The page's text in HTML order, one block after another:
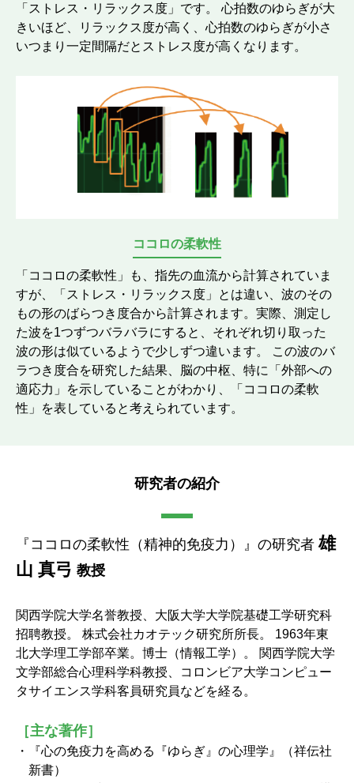
「ストレス・リラックス度」です。 心拍数のゆらぎが大
きいほど、リラックス度が高く、心拍数のゆらぎが小さ
いつまり一定間隔だとストレス度が高くなります。
ココロの柔軟性
「ココロの柔軟性」も、指先の血流から計算されていま
すが、「ストレス・リラックス度」とは違い、波のその
もの形のばらつき度合から計算されます。実際、測定し
た波を1つずつバラバラにすると、それぞれ切り取った
波の形は似ているようで少しずつ違います。 この波のバ
ラつき度合を研究した結果、脳の中枢、特に「外部への
適応力」を示していることがわかり、「ココロの柔軟
性」を表していると考えられています。
研究者の紹介
『ココロの柔軟性（精神的免疫力）』の研究者雄
山 真弓 教授
関西学院大学名誉教授、大阪大学大学院基礎工学研究科
招聘教授。 株式会社カオテック研究所所長。 1963年東
北大学理工学部卒業。博士（情報工学）。 関西学院大学
文学部総合心理科学科教授、コロンビア大学コンピュー
タサイエンス学科客員研究員などを経る。
［主な著作］
『心の免疫力を高める『ゆらぎ』の心理学』（祥伝社
新書）